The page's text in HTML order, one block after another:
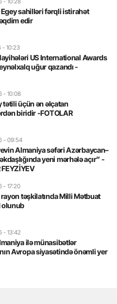
sahilləri fərqli istirahət
edir
- 10:23
US International Awards
uğur qazandı -
- 10:08
tətili üçün ən əlçatan
biridir -FOTOLAR
- 09:54
Almaniya səfəri Azərbaycan–
yeni mərhələ açır” -
- 17:20
rayon təşkilatında Milli Mətbuat
olunub
- 13:42
ilə münasibətlər
Avropa siyasətində önəmli yer